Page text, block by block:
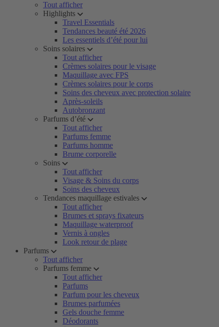
Tout afficher
Highlights
Travel Essentials
Tendances beauté été 2026
Les essentiels d’été pour lui
Soins solaires
Tout afficher
Crèmes solaires pour le visage
Maquillage avec FPS
Crèmes solaires pour le corps
Soins des cheveux avec protection solaire
Après-soleils
Autobronzant
Parfums d’été
Tout afficher
Parfums femme
Parfums homme
Brume corporelle
Soins
Tout afficher
Visage & Soins du corps
Soins des cheveux
Tendances maquillage estivales
Tout afficher
Brumes et sprays fixateurs
Maquillage waterproof
Vernis à ongles
Look retour de plage
Parfums
Tout afficher
Parfums femme
Tout afficher
Parfums
Parfum pour les cheveux
Brumes parfumées
Gels douche femme
Déodorants